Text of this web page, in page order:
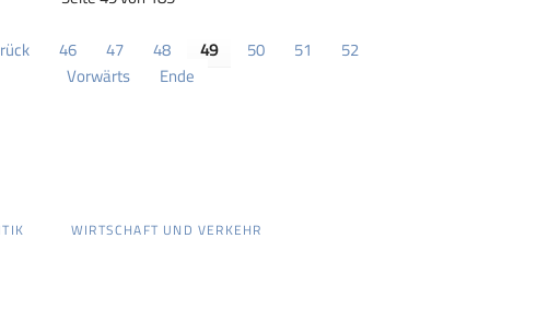
46 47 48 49 50 51
52
Vorwärts
Ende
WIRTSCHAFT UND VERKEHR